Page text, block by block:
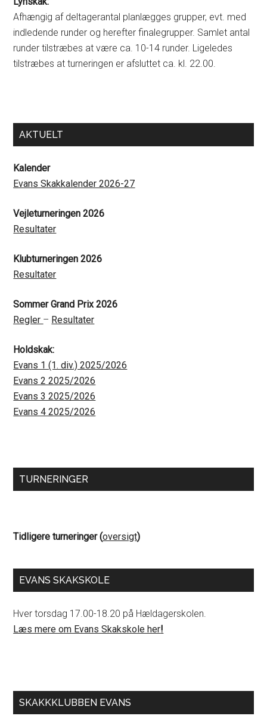
Afhængig af deltagerantal planlægges grupper, evt. med
indledende runder og herefter finalegrupper. Samlet antal
runder tilstræbes at være ca. 10-14 runder. Ligeledes
tilstræbes at turneringen er afsluttet ca. kl. 22.00.
Primary
AKTUELT
Kalender
Evans Skakkalender 2026-27
Vejleturneringen 2026
Resultater
Klubturneringen 2026
Resultater
Sommer Grand Prix 2026
Regler – Resultater
Holdskak:
Evans 1 (1. div.) 2025/2026
Evans 2 2025/2026
Evans 3 2025/2026
Evans 4 2025/2026
TURNERINGER
Tidligere turneringer (oversigt)
EVANS SKAKSKOLE
Hver torsdag 17.00-18.20 på Hældagerskolen.
Læs mere om Evans Skakskole her!
SKAKKKLUBBEN EVANS